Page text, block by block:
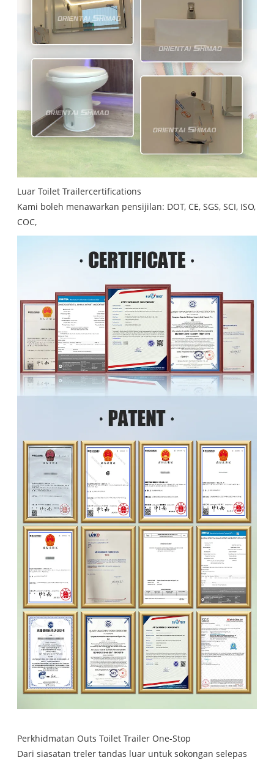
Luar Toilet Trailercertifications
Kami boleh menawarkan pensijilan: DOT, CE, SGS, SCI, ISO,
COC,
Perkhidmatan Outs Toilet Trailer One-Stop
Dari siasatan treler tandas luar untuk sokongan selepas